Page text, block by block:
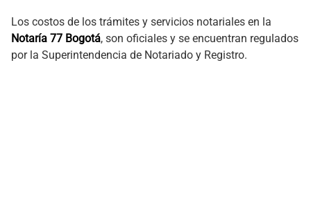
Los costos de los trámites y servicios notariales en la
Notaría 77 Bogotá, son oficiales y se encuentran regulados
por la Superintendencia de Notariado y Registro.